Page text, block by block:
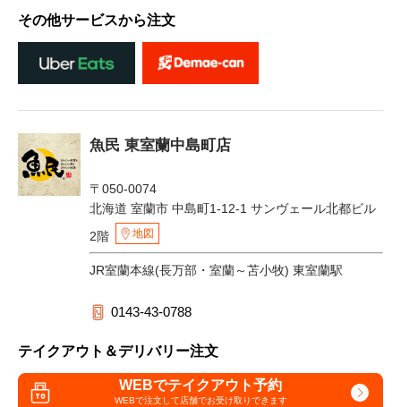
その他サービスから注文
魚民 東室蘭中島町店
〒050-0074
北海道 室蘭市 中島町1-12-1 サンヴェール北都ビル
2階
地図
JR室蘭本線(長万部・室蘭～苫小牧) 東室蘭駅
0143-43-0788
テイクアウト＆デリバリー注文
WEBでテイクアウト予約
WEBで注文して店舗でお受け取りできます